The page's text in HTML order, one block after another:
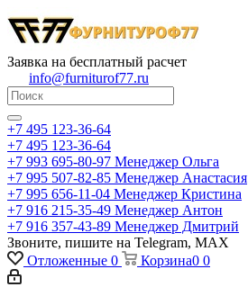
Заявка на бесплатный расчет
info@furniturof77.ru
+7 495 123-36-64
+7 495 123-36-64
+7 993 695-80-97 Менеджер Ольга
+7 995 507-82-85 Менеджер Анастасия
+7 995 656-11-04 Менеджер Кристина
+7 916 215-35-49 Менеджер Антон
+7 916 357-43-89 Менеджер Дмитрий
Звоните, пишите на Telegram, MAX
Отложенные 0 Корзина0 0